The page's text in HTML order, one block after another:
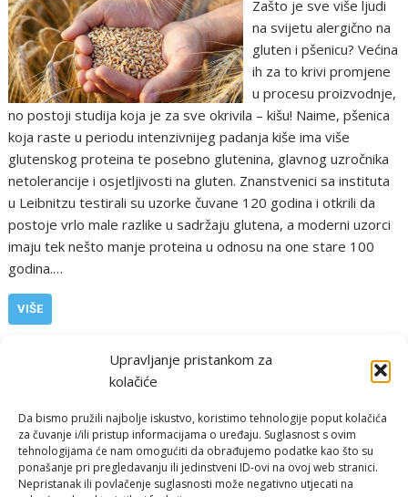
Upravljanje pristankom za
kolačiće
Da bismo pružili najbolje iskustvo, koristimo tehnologije poput kolačića
za čuvanje i/ili pristup informacijama o uređaju. Suglasnost s ovim
tehnologijama će nam omogućiti da obrađujemo podatke kao što su
ponašanje pri pregledavanju ili jedinstveni ID-ovi na ovoj web stranici.
Nepristanak ili povlačenje suglasnosti može negativno utjecati na
Zašto je sve više ljudi
na svijetu alergično na
gluten i pšenicu? Većina
ih za to krivi promjene
u procesu proizvodnje,
no postoji studija koja je za sve okrivila – kišu! Naime, pšenica
koja raste u periodu intenzivnijeg padanja kiše ima više
glutenskog proteina te posebno glutenina, glavnog uzročnika
netolerancije i osjetljivosti na gluten. Znanstvenici sa instituta
u Leibnitzu testirali su uzorke čuvane 120 godina i otkrili da
postoje vrlo male razlike u sadržaju glutena, a moderni uzorci
imaju tek nešto manje proteina u odnosu na one stare 100
godina.…
VIŠE
Priroda i zdravlje netolerancija na gluten